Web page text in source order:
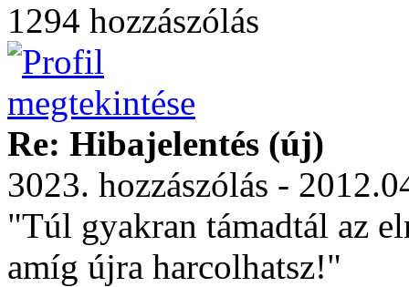
1294 hozzászólás
Re: Hibajelentés (új)
3023. hozzászólás -
"Túl gyakran támadtál az
amíg újra harcolhatsz!"